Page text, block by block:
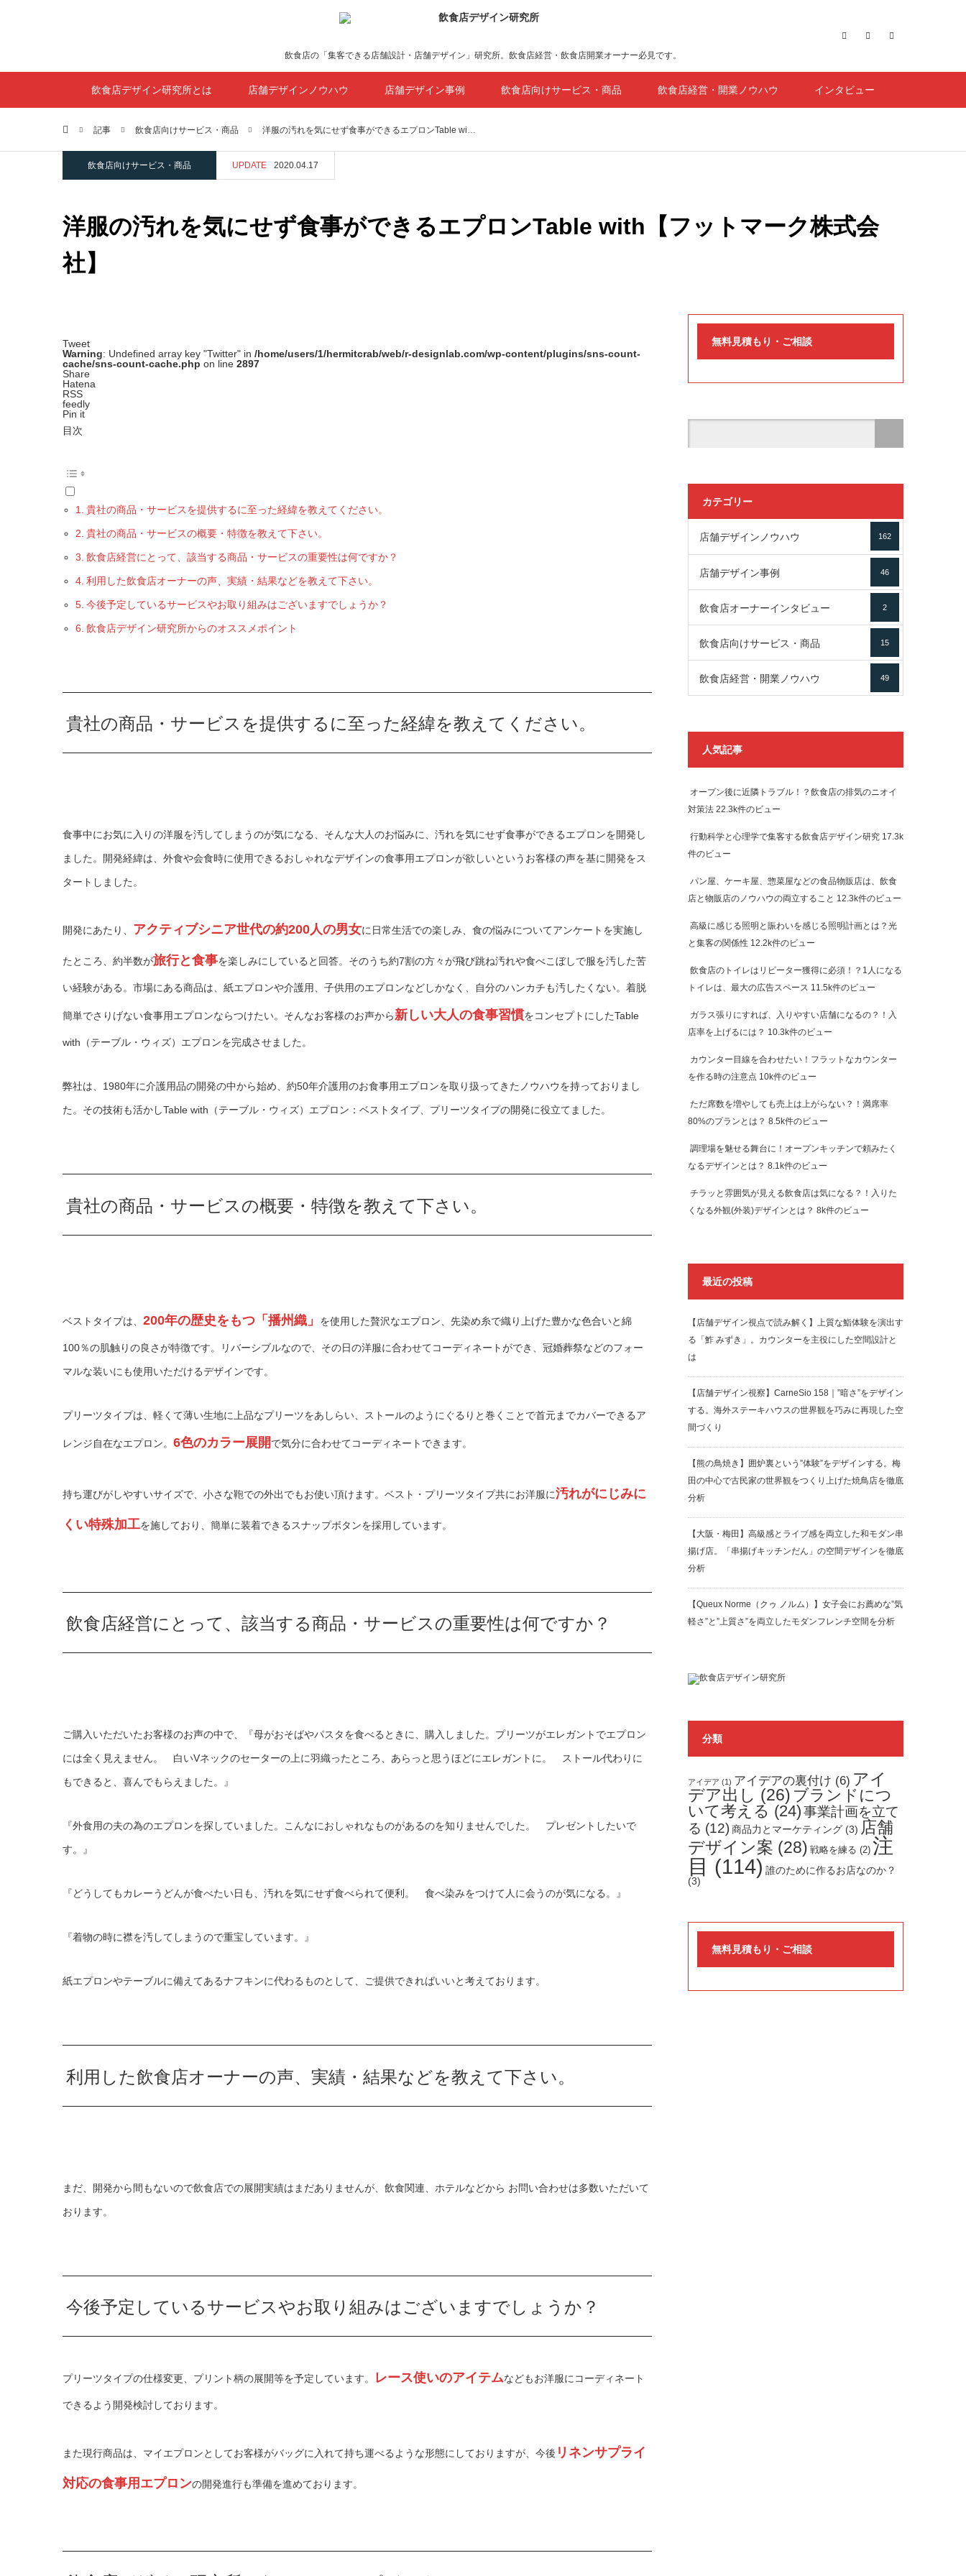
飲食店の「集客できる店舗設計・店舗デザイン」研究所。飲食店経営・飲食店開業オーナー必見です。
飲食店デザイン研究所とは 店舗デザインノウハウ 店舗デザイン事例 飲食店向けサービス・商品 飲食店経営・開業ノウハウ インタビュー
ホーム記事 飲食店向けサービス・商品 洋服の汚れを気にせず食事ができるエプロンTable wi…
飲食店向けサービス・商品 UPDATE 2020.04.17
洋服の汚れを気にせず食事ができるエプロンTable with【フットマーク株式会
社】
Tweet
Warning: Undefined array key "Twitter" in /home/users/1/hermitcrab/web/r-designlab.com/wp-content/plugins/sns-count-
cache/sns-count-cache.php on line 2897
Share
Hatena
RSS
feedly
Pin it
目次
貴社の商品・サービスを提供するに至った経緯を教えてください。
貴社の商品・サービスの概要・特徴を教えて下さい。
飲食店経営にとって、該当する商品・サービスの重要性は何ですか？
利用した飲食店オーナーの声、実績・結果などを教えて下さい。
今後予定しているサービスやお取り組みはございますでしょうか？
飲食店デザイン研究所からのオススメポイント
貴社の商品・サービスを提供するに至った経緯を教えてください。
食事中にお気に入りの洋服を汚してしまうのが気になる、そんな大人のお悩みに、汚れを気にせず食事ができるエプロンを開発し
ました。開発経緯は、外食や会食時に使用できるおしゃれなデザインの食事用エプロンが欲しいというお客様の声を基に開発をス
タートしました。
開発にあたり、 アクティブシニア世代の約200人の男女に日常生活での楽しみ、食の悩みについてアンケートを実施し
たところ、約半数が旅行と食事を楽しみにしていると回答。そのうち約7割の方々が飛び跳ね汚れや食べこぼしで服を汚した苦
い経験がある。市場にある商品は、紙エプロンや介護用、子供用のエプロンなどしかなく、自分のハンカチも汚したくない。着脱
簡単でさりげない食事用エプロンならつけたい。そんなお客様のお声から新しい大人の食事習慣をコンセプトにしたTable
with （テーブル・ウィズ）エプロンを完成させました。
弊社は、 1980年に介護用品の開発の中から始め、約50年介護用のお食事用エプロンを取り扱ってきたノウハウを持っておりまし
た。その技術も活かしTable with （テーブル・ウィズ）エプロン：ベストタイプ、プリーツタイプの開発に役立てました。
貴社の商品・サービスの概要・特徴を教えて下さい。
ベストタイプは、 200年の歴史をもつ「播州織」 を使用した贅沢なエプロン、先染め糸で織り上げた豊かな色合いと綿
100％の肌触りの良さが特徴です。リバーシブルなので、その日の洋服に合わせてコーディネートができ、冠婚葬祭などのフォー
マルな装いにも使用いただけるデザインです。
プリーツタイプは、軽くて薄い生地に上品なプリーツをあしらい、ストールのようにぐるりと巻くことで首元までカバーできるア
レンジ自在なエプロン。 6色のカラー展開で気分に合わせてコーディネートできます。
持ち運びがしやすいサイズで、小さな鞄での外出でもお使い頂けます。ベスト・プリーツタイプ共にお洋服に汚れがにじみに
くい特殊加工を施しており、簡単に装着できるスナップボタンを採用しています。
飲食店経営にとって、該当する商品・サービスの重要性は何ですか？
ご購入いただいたお客様のお声の中で、『母がおそばやパスタを食べるときに、購入しました。プリーツがエレガントでエプロン
には全く見えません。 白いVネックのセーターの上に羽織ったところ、あらっと思うほどにエレガントに。 ストール代わりに
もできると、喜んでもらえました。』
『外食用の夫の為のエプロンを探していました。こんなにおしゃれなものがあるのを知りませんでした。 プレゼントしたいで
す。』
『どうしてもカレーうどんが食べたい日も、汚れを気にせず食べられて便利。 食べ染みをつけて人に会うのが気になる。』
『着物の時に襟を汚してしまうので重宝しています。』
紙エプロンやテーブルに備えてあるナフキンに代わるものとして、ご提供できればいいと考えております。
利用した飲食店オーナーの声、実績・結果などを教えて下さい。
まだ、開発から間もないので飲食店での展開実績はまだありませんが、飲食関連、ホテルなどから お問い合わせは多数いただいて
おります。
今後予定しているサービスやお取り組みはございますでしょうか？
プリーツタイプの仕様変更、プリント柄の展開等を予定しています。 レース使いのアイテムなどもお洋服にコーディネート
できるよう開発検討しております。
また現行商品は、マイエプロンとしてお客様がバッグに入れて持ち運べるような形態にしておりますが、今後 リネンサプライ
対応の食事用エプロンの開発進行も準備を進めております。
無料見積もり・ご相談
カテゴリー
店舗デザインノウハウ 162
店舗デザイン事例 46
飲食店オーナーインタビュー 2
飲食店向けサービス・商品 15
飲食店経営・開業ノウハウ 49
人気記事
オープン後に近隣トラブル！？飲食店の排気のニオイ
対策法 22.3k件のビュー
行動科学と心理学で集客する飲食店デザイン研究 17.3k
件のビュー
パン屋、ケーキ屋、惣菜屋などの食品物販店は、飲食
店と物販店のノウハウの両立すること 12.3k件のビュー
高級に感じる照明と賑わいを感じる照明計画とは？光
と集客の関係性 12.2k件のビュー
飲食店のトイレはリピーター獲得に必須！？1人になる
トイレは、最大の広告スペース 11.5k件のビュー
ガラス張りにすれば、入りやすい店舗になるの？！入
店率を上げるには？ 10.3k件のビュー
カウンター目線を合わせたい！フラットなカウンター
を作る時の注意点 10k件のビュー
ただ席数を増やしても売上は上がらない？！満席率
80%のプランとは？ 8.5k件のビュー
調理場を魅せる舞台に！オープンキッチンで頼みたく
なるデザインとは？ 8.1k件のビュー
チラッと雰囲気が見える飲食店は気になる？！入りた
くなる外観(外装)デザインとは？ 8k件のビュー
最近の投稿
【店舗デザイン視点で読み解く】上質な鮨体験を演出す
る「鮓 みずき」。カウンターを主役にした空間設計と
は
【店舗デザイン視察】CarneSio 158｜”暗さ”をデザイン
する。海外ステーキハウスの世界観を巧みに再現した空
間づくり
【熊の鳥焼き】囲炉裏という”体験”をデザインする。梅
田の中心で古民家の世界観をつくり上げた焼鳥店を徹底
分析
【大阪・梅田】高級感とライブ感を両立した和モダン串
揚げ店。「串揚げキッチンだん」の空間デザインを徹底
分析
【Queux Norme（クゥ ノルム）】女子会にお薦めな”気
軽さ”と”上質さ”を両立したモダンフレンチ空間を分析
分類
アイデア (1) アイデアの裏付け (6) アイ
デア出し (26) ブランドにつ
いて考える (24)事業計画を立て
る (12)商品力とマーケティング (3) 店舗
デザイン案 (28) 戦略を練る (2) 注
目 (114) 誰のために作るお店なのか？
(3)
無料見積もり・ご相談